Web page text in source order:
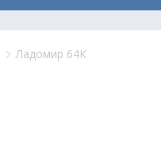
Ладомир 64К